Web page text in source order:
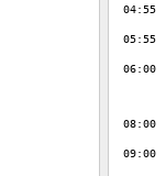
04:55
05:55
06:00
08:00
09:00